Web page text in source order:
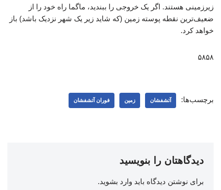
زیرزمینی هستند. اگر یک خروجی را ببندید، ماگما راه خود را از
ضعیف‌ترین نقطه پوسته زمین (که شاید زیر یک شهر نزدیک باشد) باز
خواهد کرد.
۵۸۵۸
برچسب‌ها: آتشفشان زمین فوران آتشفشان
دیدگاهتان را بنویسید
برای نوشتن دیدگاه باید وارد بشوید.